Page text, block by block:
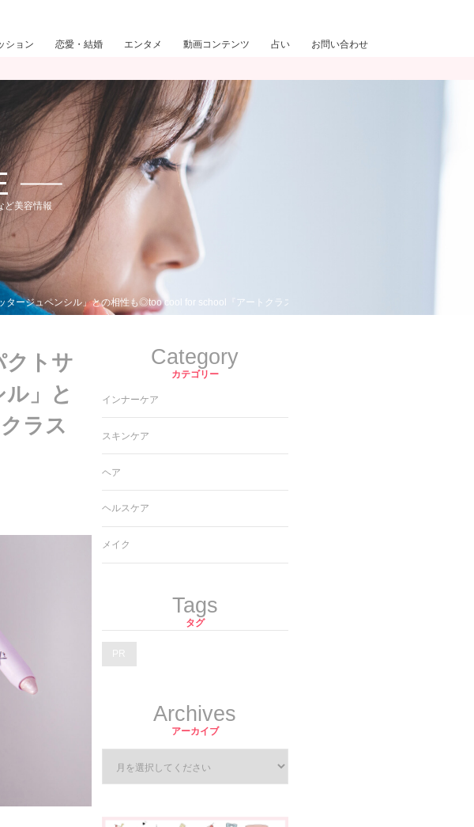
ション 恋愛・結婚 エンタメ 動画コンテンツ 占い お問い合わせ
ど美容情報
タージュペンシル」との相性も◎too cool for school『アートクラス アイグリッツ』
クトサ
」と
ラス
Category
カテゴリー
インナーケア
スキンケア
ヘア
ヘルスケア
メイク
Tags
タグ
PR
Archives
アーカイブ